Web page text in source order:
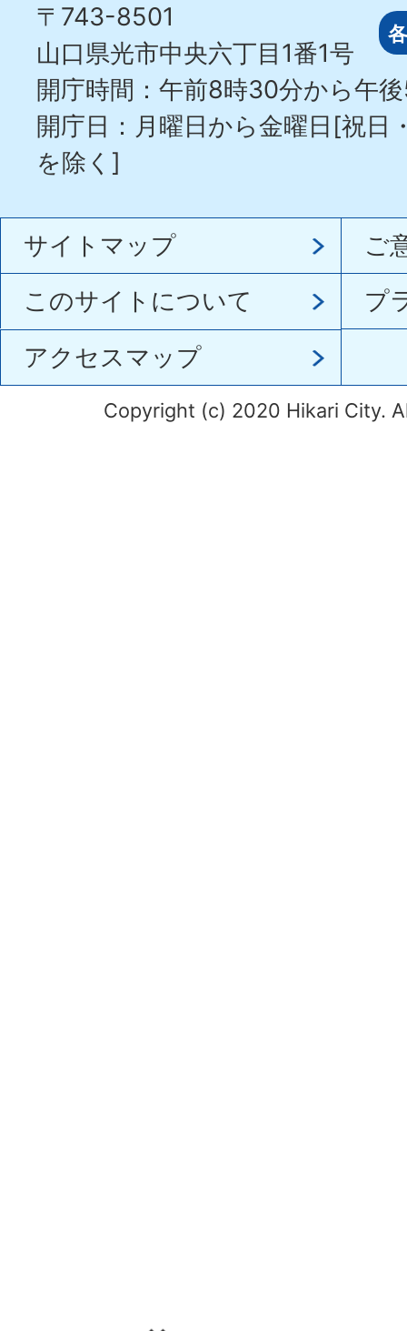
〒743-8501
山口県光市中央六丁目1番1号
開庁時間：午前8時30分から午
開庁日：月曜日から金曜日[祝日
を除く]
サイトマップ
ご
このサイトについて
プ
アクセスマップ
Copyright (c) 2020 Hikari City.